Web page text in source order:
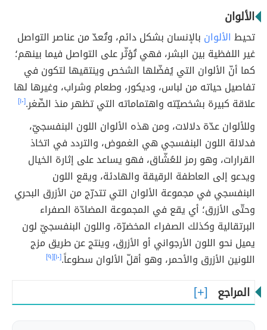
الألوان
تحيط الألوان بالإنسان بشكل دائم، وتُعدّ من عناصر التواصل
غير اللفظية بين البشر، فهي تُؤثّر على التواصل فيما بينهم؛
كما أنّ الألوان التي يُفضّلها الشخص وينتقيها لتكون في
تفاصيل حياته من لباس، وديكور، وطعام وشراب، وغيرها لها
علاقة كبيرة بشخصيّته واهتماماته التي تظهر منذ الصِّغر.[١٠]
وللألوان عدّة دلالات، ومن هذه الألوان اللون البنفسجيّ،
فدلالة اللون البنفسجي هي الغموض، والتردد في اتخاذ
القرارات، وهو رمز للعُشّاق، فهو يساعد على إثارة الخيال
ويدعو إلى العاطفة الرقيقة والهادئة، ويقع اللون
البنفسجي في مجموعة الألوان التي تتدرّج من الأزرق البحري
وحتّى الأزرق؛ أي يقع في المجموعة المضادّة الصفراء
البرتقالية وكذلك الصفراء المخضرّة، واللون البنفسجيّ لون
يميل نحو اللون الأرجواني أو الأزرق، وينتج عن طريق مزج
اللونين الأزرق والأحمر، وهو أقلّ الألوان سطوعاً.[١٠] [٩]
المراجع